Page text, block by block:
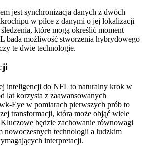
jest synchronizacja danych z dwóch
w piłce z danymi o jej lokalizacji
które mogą określić moment
bada możliwość stworzenia hybrydowego
te dwie technologie.
inteligencji do NFL to naturalny krok w
lat korzysta z zaawansowanych
Eye w pomiarach pierwszych prób to
transformacji, która może objąć wiele
będzie zachowanie równowagi
nowoczesnych technologii a ludzkim
interpretacji.